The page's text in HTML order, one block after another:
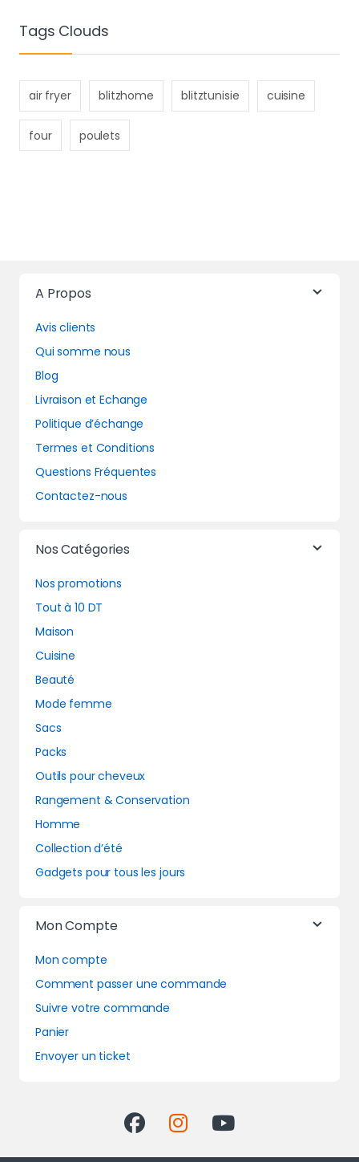
Tags Clouds
air fryer blitzhome blitztunisie cuisine
four poulets
A Propos
Avis clients
Qui somme nous
Blog
Livraison et Echange
Politique d’échange
Termes et Conditions
Questions Fréquentes
Contactez-nous
Nos Catégories
Nos promotions
Tout à 10 DT
Maison
Cuisine
Beauté
Mode femme
Sacs
Packs
Outils pour cheveux
Rangement & Conservation
Homme
Collection d’été
Gadgets pour tous les jours
Mon Compte
Mon compte
Comment passer une commande
Suivre votre commande
Panier
Envoyer un ticket